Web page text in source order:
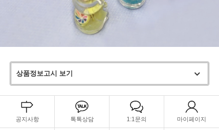
상품정보고시 보기
공지사항 톡톡상담 1:1문의 마이페이지